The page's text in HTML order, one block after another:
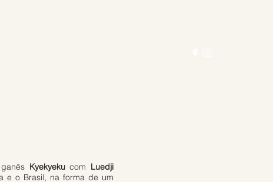
Kyekyekucom Luedji
e o Brasil, na forma de um